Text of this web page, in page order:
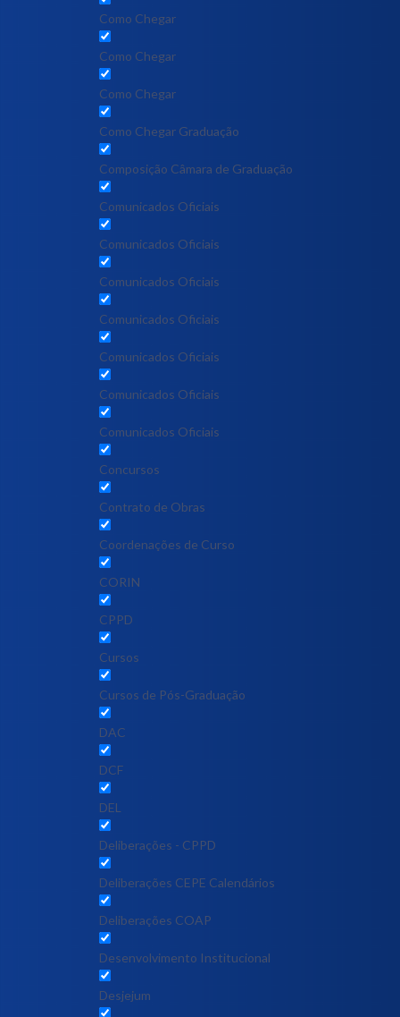
Como Chegar
Como Chegar
Como Chegar
Como Chegar Graduação
Composição Câmara de Graduação
Comunicados Oficiais
Comunicados Oficiais
Comunicados Oficiais
Comunicados Oficiais
Comunicados Oficiais
Comunicados Oficiais
Comunicados Oficiais
Concursos
Contrato de Obras
Coordenações de Curso
CORIN
CPPD
Cursos
Cursos de Pós-Graduação
DAC
DCF
DEL
Deliberações - CPPD
Deliberações CEPE Calendários
Deliberações COAP
Desenvolvimento Institucional
Desjejum